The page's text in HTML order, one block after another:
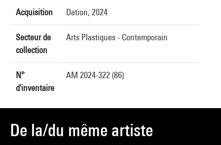
Acquisition Dation, 2024
Secteur de
collection
Arts Plastiques - Contemporain
N°
d'inventaire
AM 2024-322 (86)
De la/du même artiste